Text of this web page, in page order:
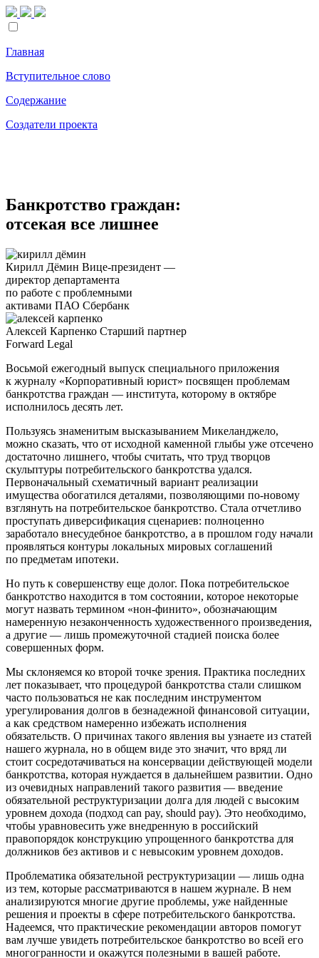
Главная
Вступительное слово
Содержание
Создатели проекта
Банкротство граждан:
отсекая все лишнее
Кирилл Дёмин Вице-президент —
директор департамента
по работе с проблемными
активами ПАО Сбербанк
Алексей Карпенко Старший партнер
Forward Legal
Восьмой ежегодный выпуск специального приложения
к журналу «Корпоративный юрист» посвящен проблемам
банкротства граждан — института, которому в октябре
исполнилось десять лет.
Пользуясь знаменитым высказыванием Микеланджело,
можно сказать, что от исходной каменной глыбы уже отсечено
достаточно лишнего, чтобы считать, что труд творцов
скульптуры потребительского банкротства удался.
Первоначальный схематичный вариант реализации
имущества обогатился деталями, позволяющими по-новому
взглянуть на потребительское банкротство. Стала отчетливо
проступать диверсификация сценариев: полноценно
заработало внесудебное банкротство, а в прошлом году начали
проявляться контуры локальных мировых соглашений
по предметам ипотеки.
Но путь к совершенству еще долог. Пока потребительское
банкротство находится в том состоянии, которое некоторые
могут назвать термином «нон-финито», обозначающим
намеренную незаконченность художественного произведения,
а другие — лишь промежуточной стадией поиска более
совершенных форм.
Мы склоняемся ко второй точке зрения. Практика последних
лет показывает, что процедурой банкротства стали слишком
часто пользоваться не как последним инструментом
урегулирования долгов в безнадежной финансовой ситуации,
а как средством намеренно избежать исполнения
обязательств. О причинах такого явления вы узнаете из статей
нашего журнала, но в общем виде это значит, что вряд ли
стоит сосредотачиваться на консервации действующей модели
банкротства, которая нуждается в дальнейшем развитии. Одно
из очевидных направлений такого развития — введение
обязательной реструктуризации долга для людей с высоким
уровнем дохода (подход can pay, should pay). Это необходимо,
чтобы уравновесить уже внедренную в российский
правопорядок конструкцию упрощенного банкротства для
должников без активов и с невысоким уровнем доходов.
Проблематика обязательной реструктуризации — лишь одна
из тем, которые рассматриваются в нашем журнале. В нем
анализируются многие другие проблемы, уже найденные
решения и проекты в сфере потребительского банкротства.
Надеемся, что практические рекомендации авторов помогут
вам лучше увидеть потребительское банкротство во всей его
многогранности и окажутся полезными в вашей работе.